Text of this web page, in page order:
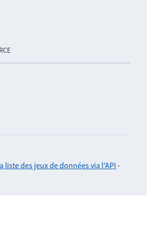
liste des jeux de données via l'API -